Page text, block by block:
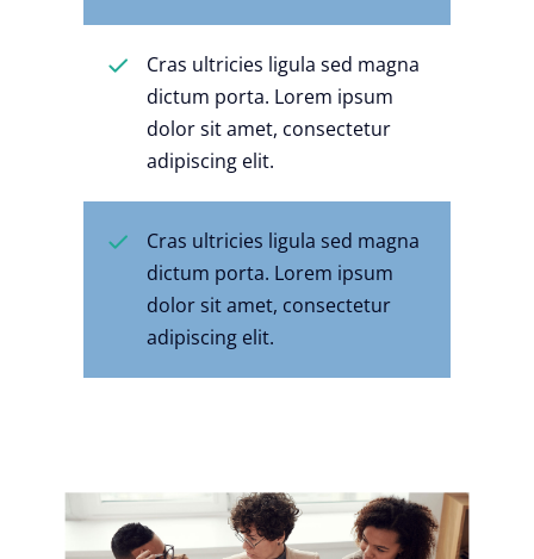
Cras ultricies ligula sed magna
dictum porta. Lorem ipsum
dolor sit amet, consectetur
adipiscing elit.
Cras ultricies ligula sed magna
dictum porta. Lorem ipsum
dolor sit amet, consectetur
adipiscing elit.